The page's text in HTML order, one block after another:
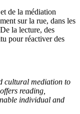
de la médiation
sur la rue, dans les
la lecture, des
pour réactiver des
cultural mediation to
reading,
individual and